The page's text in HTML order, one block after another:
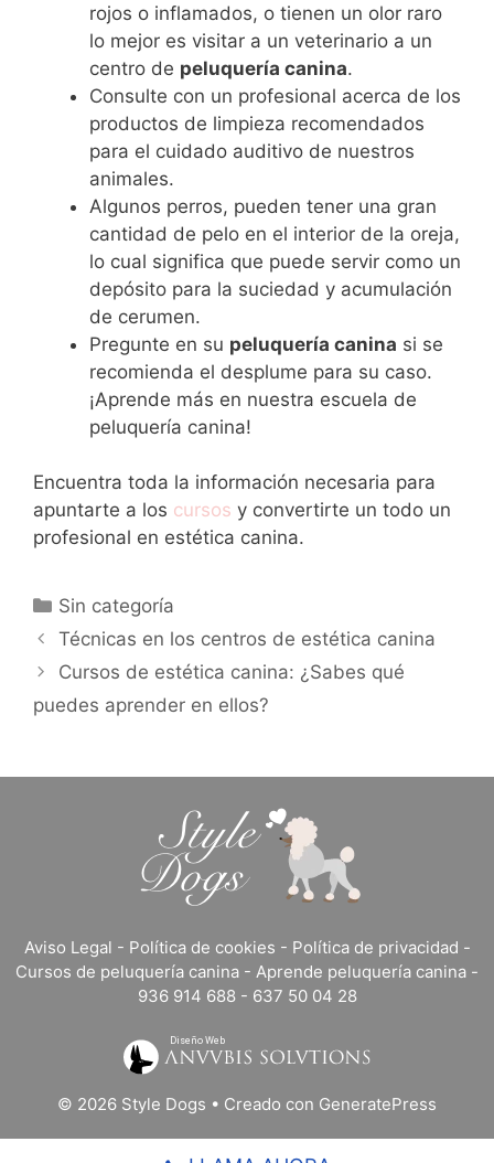
rojos o inflamados, o tienen un olor raro
lo mejor es visitar a un veterinario a un
centro de peluquería canina.
Consulte con un profesional acerca de los
productos de limpieza recomendados
para el cuidado auditivo de nuestros
animales.
Algunos perros, pueden tener una gran
cantidad de pelo en el interior de la oreja,
lo cual significa que puede servir como un
depósito para la suciedad y acumulación
de cerumen.
Pregunte en su peluquería canina si se
recomienda el desplume para su caso.
¡Aprende más en nuestra escuela de
peluquería canina!
Encuentra toda la información necesaria para
apuntarte a los cursos y convertirte un todo un
profesional en estética canina.
Categorías
Sin categoría
Técnicas en los centros de estética canina
Cursos de estética canina: ¿Sabes qué
puedes aprender en ellos?
Aviso Legal - Política de cookies - Política de privacidad -
Cursos de peluquería canina - Aprende peluquería canina -
936 914 688- 637 50 04 28
© 2026 Style Dogs • Creado con GeneratePress